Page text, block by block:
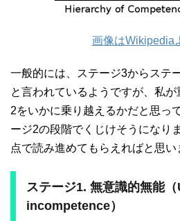
画像はWikipedia
一般的には、ステージ3からステ
と言われているようですが、私
2をいかに乗り越えるかだと思っ
ージ2の段階でくじけそうになり
点で読み進めてもらえればと思い
ステージ1. 無意識的無能
incompetence）